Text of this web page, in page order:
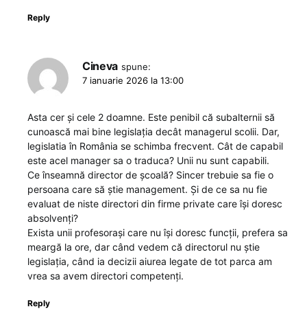
Reply
Cineva spune:
7 ianuarie 2026 la 13:00
Asta cer și cele 2 doamne. Este penibil că subalternii să
cunoască mai bine legislația decât managerul scolii. Dar,
legislatia în România se schimba frecvent. Cât de capabil
este acel manager sa o traduca? Unii nu sunt capabili.
Ce înseamnă director de școală? Sincer trebuie sa fie o
persoana care să știe management. Și de ce sa nu fie
evaluat de niste directori din firme private care își doresc
absolvenți?
Exista unii profesorași care nu își doresc funcții, prefera sa
meargă la ore, dar când vedem că directorul nu știe
legislația, când ia decizii aiurea legate de tot parca am
vrea sa avem directori competenți.
Reply